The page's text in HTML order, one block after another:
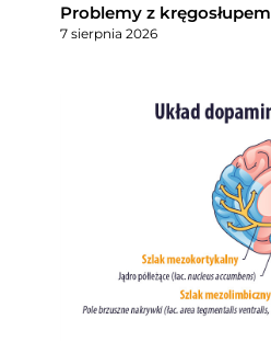
Problemy z kręgosłupem
7 sierpnia 2026